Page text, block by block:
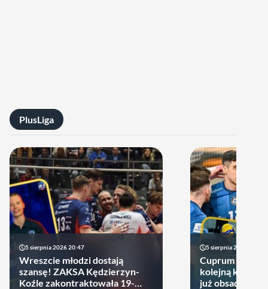
PlusLiga
5 sierpnia 2026 20:47
Wreszcie młodzi dostają
szansę! ZAKSA Kędzierzyn-
Koźle zakontraktowała 19-
5 sierpnia 2026 14:44
Cuprum Stilon
kolejną kartę!
już obsadzona